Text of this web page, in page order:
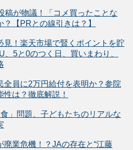
稿が物議！「コメ買ったことな
【PRとの線引きは？】
見！楽天市場で賢くポイントを貯
5と0のつく日、買いまわり、
全員に2万円給付を表明か？参院
は？徹底解説！
」問題、子どもたちのリアルな
業危機！？JAの存在と“江藤